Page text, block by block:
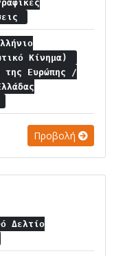
Κίνημα)
της Ευρώπης /
Προβολή
Δελτίο